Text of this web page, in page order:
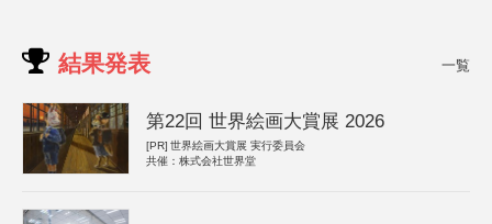
結果発表 一覧
第22回 世界絵画大賞展 2026
[PR] 世界絵画大賞展 実行委員会
共催：株式会社世界堂